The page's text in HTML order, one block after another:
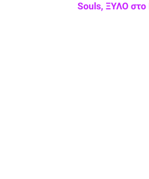
Souls, ΞΥΛΟ στο